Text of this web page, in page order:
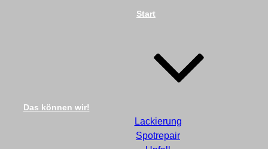
Start
Das können wir!
Lackierung
Spotrepair